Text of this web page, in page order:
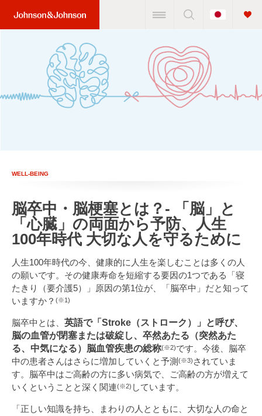
Change
Country
WELL-BEING
脳卒中・脳梗塞とは？- 「脳」と
「心臓」の両面から予防、人生
100年時代 大切な人を守るために
人生100年時代の今、健康的に人生を楽しむことは多くの人
の願いです。その健康寿命を短縮する要因の1つである「寝
たきり（要介護5）」原因の第1位が、「脳卒中」だと知って
いますか？ (※1)
脳卒中とは、 英語で「Stroke（ストローク）」と呼び、
脳の血管が閉塞または破綻し、卒然あたる（突然あた
る、中気になる）脳血管疾患の総称(※2)です。今後、脳卒
中の患者さんはさらに増加していくと予測 (※3) されていま
す。脳卒中はご高齢の方に多い病気で、ご高齢の方が増えて
いくということと深く関連(※2) しています。
「正しい知識を持ち、まわりの人とともに、大切な人の命と